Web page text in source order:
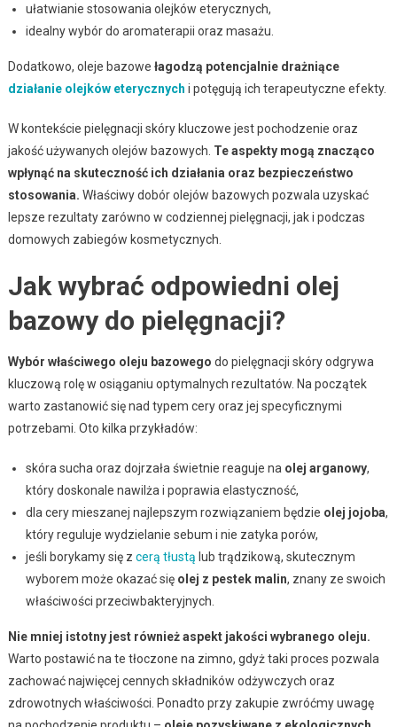
ułatwianie stosowania olejków eterycznych,
idealny wybór do aromaterapii oraz masażu.
Dodatkowo, oleje bazowe łagodzą potencjalnie drażniące
działanie olejków eterycznych i potęgują ich terapeutyczne efekty.
W kontekście pielęgnacji skóry kluczowe jest pochodzenie oraz
jakość używanych olejów bazowych. Te aspekty mogą znacząco
wpłynąć na skuteczność ich działania oraz bezpieczeństwo
stosowania. Właściwy dobór olejów bazowych pozwala uzyskać
lepsze rezultaty zarówno w codziennej pielęgnacji, jak i podczas
domowych zabiegów kosmetycznych.
Jak wybrać odpowiedni olej
bazowy do pielęgnacji?
Wybór właściwego oleju bazowego do pielęgnacji skóry odgrywa
kluczową rolę w osiąganiu optymalnych rezultatów. Na początek
warto zastanowić się nad typem cery oraz jej specyficznymi
potrzebami. Oto kilka przykładów:
skóra sucha oraz dojrzała świetnie reaguje na olej arganowy,
który doskonale nawilża i poprawia elastyczność,
dla cery mieszanej najlepszym rozwiązaniem będzie olej jojoba,
który reguluje wydzielanie sebum i nie zatyka porów,
jeśli borykamy się z cerą tłustą lub trądzikową, skutecznym
wyborem może okazać się olej z pestek malin, znany ze swoich
właściwości przeciwbakteryjnych.
Nie mniej istotny jest również aspekt jakości wybranego oleju.
Warto postawić na te tłoczone na zimno, gdyż taki proces pozwala
zachować najwięcej cennych składników odżywczych oraz
zdrowotnych właściwości. Ponadto przy zakupie zwróćmy uwagę